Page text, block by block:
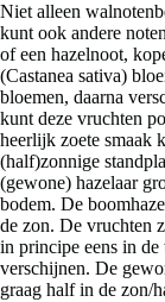
Niet alleen
kunt ook andere
of een hazelnoot,
(Castanea sativa)
bloemen, daarna
kunt deze vruchten
heerlijk zoete smaak
(half)zonnige
(gewone) hazelaar
bodem. De
de zon. De vruchten
in principe eens in de
verschijnen. De
graag half in de zon/